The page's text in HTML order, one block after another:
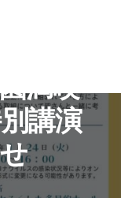
満喫
講演